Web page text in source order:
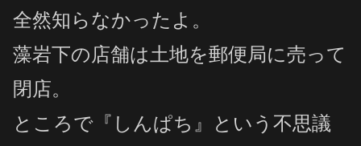
全然知らなかったよ。
藻岩下の店舗は土地を郵便局に売って
閉店。
ところで『しんぱち』という不思議